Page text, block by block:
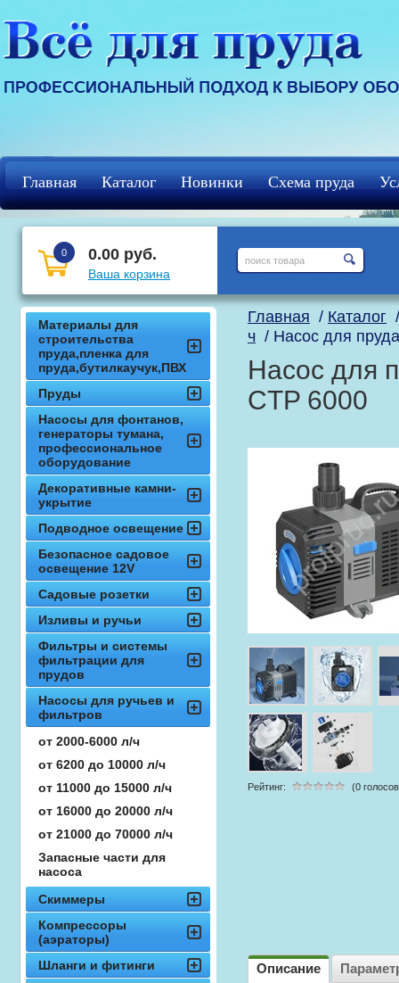
Главная Каталог Новинки Схема пруда
Регистрация кцф
0 0.00 руб.
Ваша корзина
Главная / Каталог
ч / Насос для
Насос для
СTP 6000
Рейтинг: (0
Описание
Материалы для
строительства
пруда,пленка для
пруда,бутилкаучук,ПВХ
Пруды
Насосы для фонтанов,
генераторы тумана,
профессиональное
оборудование
Декоративные камни-
укрытие
Подводное освещение
Безопасное садовое
освещение 12V
Садовые розетки
Изливы и ручьи
Фильтры и системы
фильтрации для
прудов
Насосы для ручьев и
фильтров
от 2000-6000 л/ч
от 6200 до 10000 л/ч
от 11000 до 15000 л/ч
от 16000 до 20000 л/ч
от 21000 до 70000 л/ч
Запасные части для
насоса
Скиммеры
Компрессоры
(аэраторы)
Шланги и фитинги